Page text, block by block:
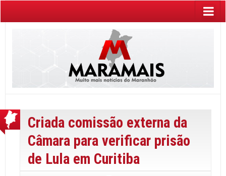
Criada comissão externa da
Câmara para verificar prisão
de Lula em Curitiba